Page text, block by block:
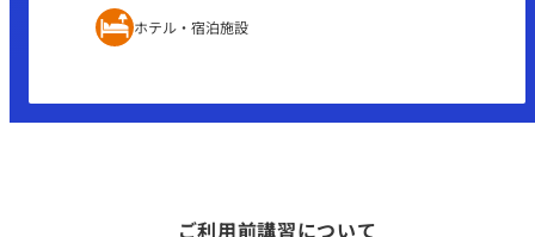
ホテル・宿泊施設
ご利用前講習について